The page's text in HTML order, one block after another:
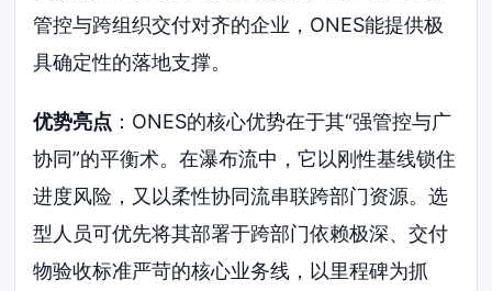
管控与跨组织交付对齐的企业，ONES能提供极
具确定性的落地支撑。
优势亮点 ：ONES的核心优势在于其“强管控与广
协同”的平衡术。在瀑布流中，它以刚性基线锁住
进度风险，又以柔性协同流串联跨部门资源。选
型人员可优先将其部署于跨部门依赖极深、交付
物验收标准严苛的核心业务线，以里程碑为抓